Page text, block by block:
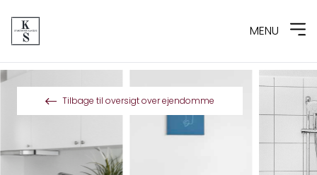
Spring til indhold
MENU
Tilbage til oversigt over ejendomme